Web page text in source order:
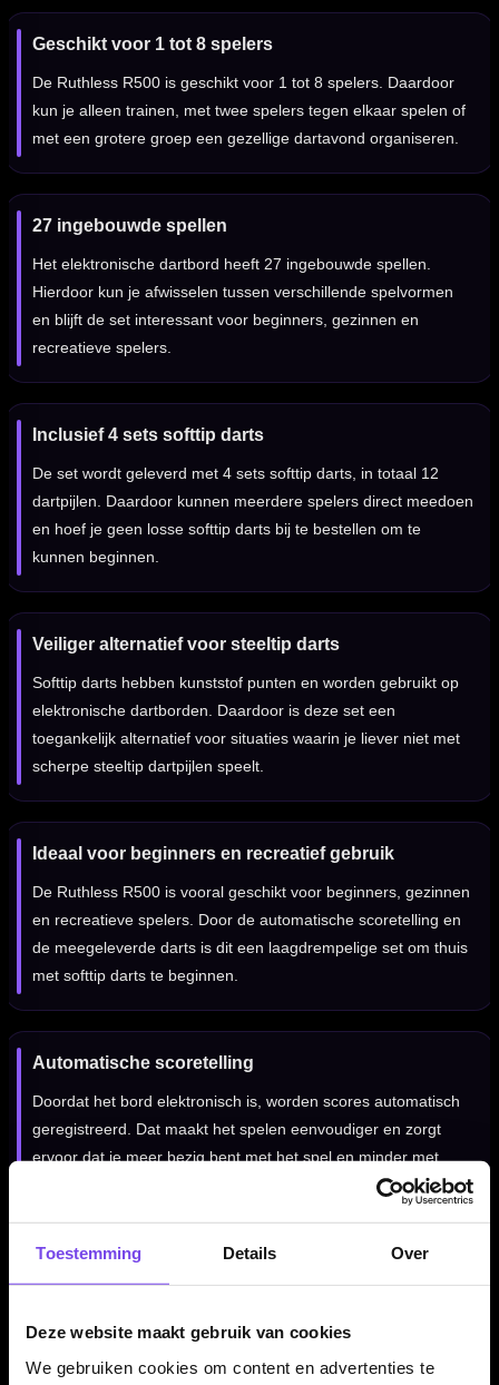
Toestemming Details Over
Deze website maakt gebruik van cookies
We gebruiken cookies om content en advertenties te
Geschikt voor 1 tot 8 spelers
De Ruthless R500 is geschikt voor 1 tot 8 spelers. Daardoor
kun je alleen trainen, met twee spelers tegen elkaar spelen of
met een grotere groep een gezellige dartavond organiseren.
27 ingebouwde spellen
Het elektronische dartbord heeft 27 ingebouwde spellen.
Hierdoor kun je afwisselen tussen verschillende spelvormen
en blijft de set interessant voor beginners, gezinnen en
recreatieve spelers.
Inclusief 4 sets softtip darts
De set wordt geleverd met 4 sets softtip darts, in totaal 12
dartpijlen. Daardoor kunnen meerdere spelers direct meedoen
en hoef je geen losse softtip darts bij te bestellen om te
kunnen beginnen.
Veiliger alternatief voor steeltip darts
Softtip darts hebben kunststof punten en worden gebruikt op
elektronische dartborden. Daardoor is deze set een
toegankelijk alternatief voor situaties waarin je liever niet met
scherpe steeltip dartpijlen speelt.
Ideaal voor beginners en recreatief gebruik
De Ruthless R500 is vooral geschikt voor beginners, gezinnen
en recreatieve spelers. Door de automatische scoretelling en
de meegeleverde darts is dit een laagdrempelige set om thuis
met softtip darts te beginnen.
Automatische scoretelling
Doordat het bord elektronisch is, worden scores automatisch
geregistreerd. Dat maakt het spelen eenvoudiger en zorgt
ervoor dat je meer bezig bent met het spel en minder met
spellen is deze set ideaal voor gezellige avonden met familie
of vrienden. De 4 meegeleverde sets darts maken het